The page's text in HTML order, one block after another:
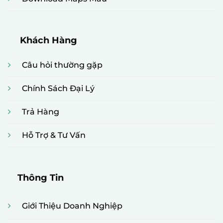
Khách Hàng
Câu hỏi thường gặp
Chính Sách Đại Lý
Trả Hàng
Hỗ Trợ & Tư Vấn
Thông Tin
Giới Thiệu Doanh Nghiệp